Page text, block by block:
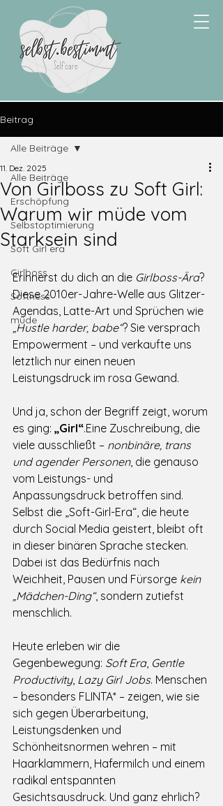
Beitrag
Alle Beiträge
Erschöpfung
Selbstoptimierung
Soft Girl era
Girlboss
Softness
müde
Alle Beiträge
Von Girlboss zu Soft Girl:
Warum wir müde vom
Starksein sind
11. Dez. 2025
Erinnerst du dich an die Girlboss-Ära?
Diese 2010er-Jahre-Welle aus Glitzer-
Agendas, Latte-Art und Sprüchen wie
„Hustle harder, babe“? Sie versprach
Empowerment – und verkaufte uns
letztlich nur einen neuen
Leistungsdruck im rosa Gewand.
Und ja, schon der Begriff zeigt, worum
es ging: „Girl“.Eine Zuschreibung, die
viele ausschließt – nonbinäre, trans
und agender Personen, die genauso
vom Leistungs- und
Anpassungsdruck betroffen sind.
Selbst die „Soft-Girl-Era“, die heute
durch Social Media geistert, bleibt oft
in dieser binären Sprache stecken.
Dabei ist das Bedürfnis nach
Weichheit, Pausen und Fürsorge kein
„Mädchen-Ding“, sondern zutiefst
menschlich.
Heute erleben wir die
Gegenbewegung: Soft Era, Gentle
Productivity, Lazy Girl Jobs. Menschen
– besonders FLINTA* – zeigen, wie sie
sich gegen Überarbeitung,
Leistungsdenken und
Schönheitsnormen wehren – mit
Haarklammern, Hafermilch und einem
radikal entspannten
Gesichtsausdruck. Und ganz ehrlich?